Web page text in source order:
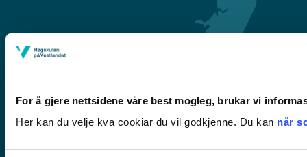
For å gjere nettsidene våre best mogleg, brukar vi
Her kan du velje kva cookiar du vil godkjenne. Du kan når
Sogndal